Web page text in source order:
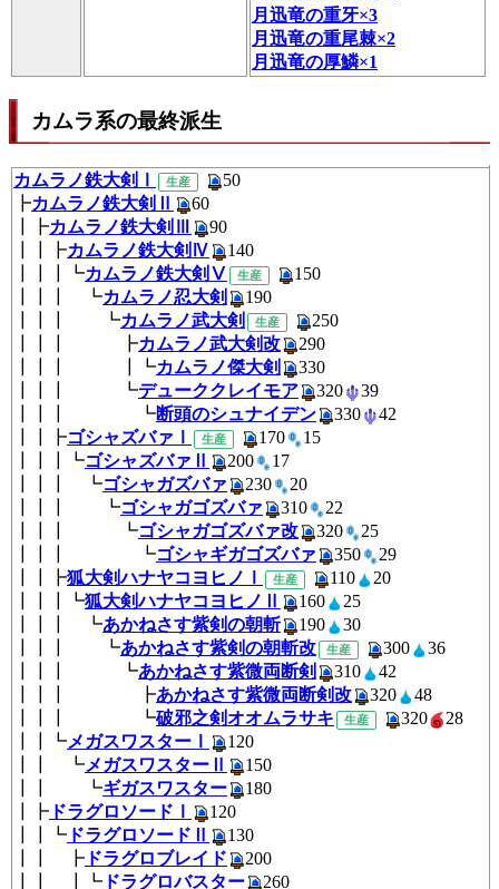
月迅竜の重牙×3
月迅竜の重尾棘×2
月迅竜の厚鱗×1
カムラ系の最終派生
カムラノ鉄大剣Ⅰ 生産
50
┣カムラノ鉄大剣Ⅱ
60
┃┣カムラノ鉄大剣Ⅲ
90
┃┃┣カムラノ鉄大剣Ⅳ
140
┃┃┃┗カムラノ鉄大剣Ⅴ 生産
150
┃┃┃ ┗カムラノ忍大剣
190
┃┃┃ ┗カムラノ武大剣 生産
250
┃┃┃ ┣カムラノ武大剣改
290
┃┃┃ ┃┗カムラノ傑大剣
330
┃┃┃ ┗デューククレイモア 320
┃┃┃ ┗断頭のシュナイデン 330
┃┃┣ゴシャズバァⅠ 生産 170
┃┃┃┗ゴシャズバァⅡ 200
17
┃┃┃ ┗ゴシャガズバァ 230
20
┃┃┃ ┗ゴシャガゴズバァ 310
22
┃┃┃ ┗ゴシャガゴズバァ改 320
┃┃┃ ┗ゴシャギガゴズバァ 350
┃┃┣狐大剣ハナヤコヨヒノⅠ 生産 110
┃┃┃┗狐大剣ハナヤコヨヒノⅡ 160
┃┃┃ ┗あかねさす紫剣の朝斬 190
┃┃┃ ┗あかねさす紫剣の朝斬改 生産 300
┃┃┃ ┗あかねさす紫微両断剣 310
┃┃┃ ┣あかねさす紫微両断剣改 320
┃┃┃ ┗破邪之剣オオムラサキ 生産 320
┃┃┗メガスワスターⅠ
120
┃┃ ┗メガスワスターⅡ
150
┃┃ ┗ギガスワスター
180
┃┣ ドラグロソードⅠ
120
┃┃┗ ドラグロソードⅡ
130
┃┃ ┣ ドラグロブレイド
200
┃┃ ┃┗ ドラグロバスター 260